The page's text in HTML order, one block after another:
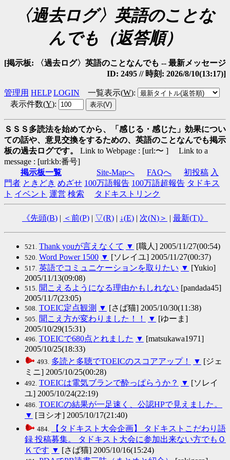
〈過去ログ〉英語のことな
んでも（返答順）
[掲示板: 〈過去ログ〉英語のことなんでも -- 最新メッセージ
ID: 2495 // 時刻: 2026/8/10(13:17)]
管理用 HELP LOGIN 一覧表示(W):
表示件数(Y):
ＳＳＳ多読法を始めてから、「感じる・感じた」効果につい
ての話や、意見交換をするための、英語のことなんでも掲示
板の過去ログです。
Link to Webpage : [url:〜 ] Link to a
message : [url:kb:番号]
掲示板一覧
Site-Mapへ FAQへ 初投稿 入
門者 ときどき めざせ 100万語報告 100万語超報告 タドキス
ト イベント 運営 検索 タドキストリンク
《先頭(B) | ＜前(P) | ▽(R) | ↓(E) | 次(N)＞ | 最新(T)》
521. Thank youが言えなくて ▼ [職人] 2005/11/27(00:54)
520. Word Power 1500 ▼ [ソレイユ] 2005/11/27(00:37)
517. 英語でコミュニケーションを取りたい ▼ [Yukio]
2005/11/13(09:08)
515. 聞こえるようになる理由かもしれない [pandada45]
2005/11/7(23:05)
508. TOEIC定点観測 ▼ [さば猫] 2005/10/30(11:38)
505. 聞こえ方が変わりました！！ ▼ [ゆーま]
2005/10/29(15:31)
496. TOEICで680点とれました ▼ [matsukawa1971]
2005/10/25(18:33)
493. 多読と多聴でTOEICのスコアアップ！ ▼ [ジェ
ミニ] 2005/10/25(00:28)
492. TOEICは電気ブランで酔っぱらうか？ ▼ [ソレイ
ユ] 2005/10/24(22:19)
486. TOEICの結果が一足速く、公認HPで見えました。
▼ [ヨシオ] 2005/10/17(21:40)
484.
【タドキスト大会企画】 タドキストこだわり語
録 投稿募集。 タドキスト大会に参加出来ない方でもＯ
Ｋです ▼ [さば猫] 2005/10/16(15:24)